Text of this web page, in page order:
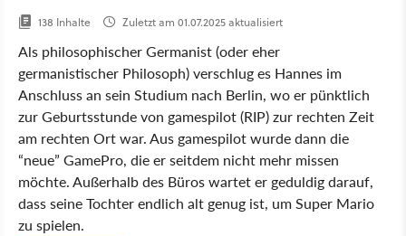
138 Inhalte Zuletzt am 01.07.2025 aktualisiert
Als philosophischer Germanist (oder eher
germanistischer Philosoph) verschlug es Hannes im
Anschluss an sein Studium nach Berlin, wo er pünktlich
zur Geburtsstunde von gamespilot (RIP) zur rechten Zeit
am rechten Ort war. Aus gamespilot wurde dann die
“neue” GamePro, die er seitdem nicht mehr missen
möchte. Außerhalb des Büros wartet er geduldig darauf,
dass seine Tochter endlich alt genug ist, um Super Mario
zu spielen.